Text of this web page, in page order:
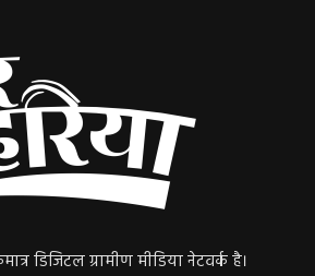
डिजिटल ग्रामीण मीडिया नेटवर्क है।